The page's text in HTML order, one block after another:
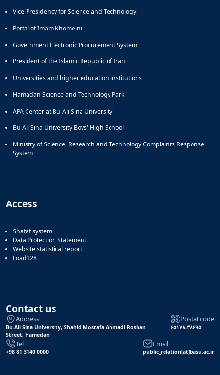
Vice-Presidency for Science and Technology
Portal of Imam Khomeini
Government Electronic Procurement System
President of the Islamic Republic of Iran
Universities and higher education institutions
Hamadan Science and Technology Park
APA Center at Bu-Ali Sina University
Bu Ali Sina University Boys' High School
Ministry of Science, Research and Technology Complaints Response
System
Access
Shafaf system
Data Protection Statement
Website statistical report
Foad128
Contact us
Address
Bu-Ali Sina University, Shahid Mostafa Ahmadi Roshan
Street, Hamedan
Postal code
۶۵۱۷۸-۳۸۶۹۵
Tel
+98 81 3140 0000
Email
public_relation[at]basu.ac.ir